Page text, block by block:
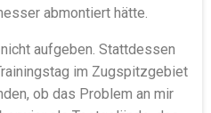
abmontiert hätte.
aufgeben. Stattdessen
im Zugspitzgebiet
ob das Problem an mir